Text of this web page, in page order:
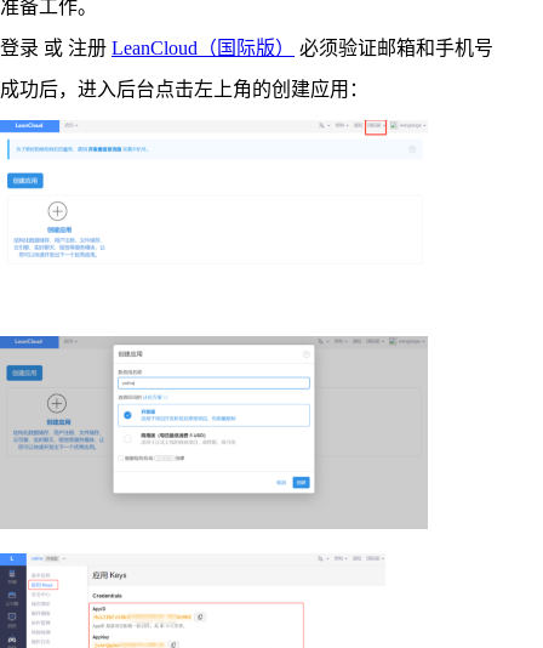
准备工作。
登录 或 注册 LeanCloud（国际版）
必须验证邮箱和手机号
成功后，进入后台点击左上角的创建应用：